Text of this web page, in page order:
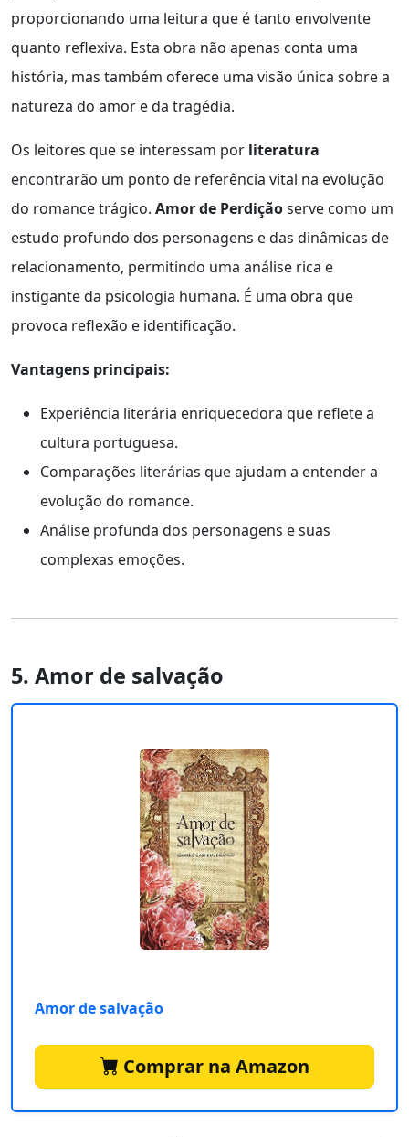
proporcionando uma leitura que é tanto envolvente
quanto reflexiva. Esta obra não apenas conta uma
história, mas também oferece uma visão única sobre a
natureza do amor e da tragédia.
Os leitores que se interessam por literatura
encontrarão um ponto de referência vital na evolução
do romance trágico. Amor de Perdiçãoserve como um
estudo profundo dos personagens e das dinâmicas de
relacionamento, permitindo uma análise rica e
instigante da psicologia humana. É uma obra que
provoca reflexão e identificação.
Vantagens principais:
Experiência literária enriquecedora que reflete a
cultura portuguesa.
Comparações literárias que ajudam a entender a
evolução do romance.
Análise profunda dos personagens e suas
complexas emoções.
5. Amor de salvação
Amor de salvação
Comprar na Amazon